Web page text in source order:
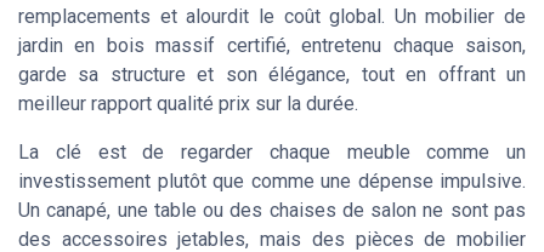
remplacements et alourdit le coût global. Un mobilier de
jardin en bois massif certifié, entretenu chaque saison,
garde sa structure et son élégance, tout en offrant un
meilleur rapport qualité prix sur la durée.
La clé est de regarder chaque meuble comme un
investissement plutôt que comme une dépense impulsive.
Un canapé, une table ou des chaises de salon ne sont pas
des accessoires jetables, mais des pièces de mobilier